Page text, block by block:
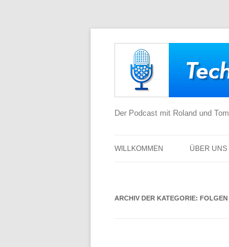
Der Podcast mit Roland und Tom
WILLKOMMEN ÜBER UNS
ARCHIV DER KATEGORIE: FOLGEN